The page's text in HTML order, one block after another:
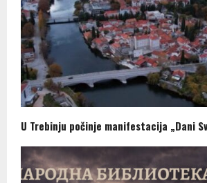
U Trebinju počinje manifestacija „Dani